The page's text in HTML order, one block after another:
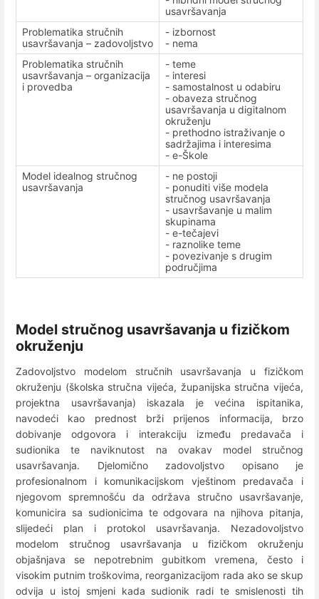
usavršavanja
Problematika stručnih
usavršavanja – zadovoljstvo
- izbornost
- nema
Problematika stručnih
usavršavanja – organizacija
i provedba
- teme
- interesi
- samostalnost u odabiru
- obaveza stručnog
usavršavanja u digitalnom
okruženju
- prethodno istraživanje o
sadržajima i interesima
- e-Škole
Model idealnog stručnog
usavršavanja
- ne postoji
- ponuditi više modela
stručnog usavršavanja
- usavršavanje u malim
skupinama
- e-tečajevi
- raznolike teme
- povezivanje s drugim
područjima
Model stručnog usavršavanja u fizičkom
okruženju
Zadovoljstvo modelom stručnih usavršavanja u fizičkom
okruženju (školska stručna vijeća, županijska stručna vijeća,
projektna usavršavanja) iskazala je većina ispitanika,
navodeći kao prednost brži prijenos informacija, brzo
dobivanje odgovora i interakciju između predavača i
sudionika te naviknutost na ovakav model stručnog
usavršavanja. Djelomično zadovoljstvo opisano je
profesionalnom i komunikacijskom vještinom predavača i
njegovom spremnošću da održava stručno usavršavanje,
komunicira sa sudionicima te odgovara na njihova pitanja,
slijedeći plan i protokol usavršavanja. Nezadovoljstvo
modelom stručnog usavršavanja u fizičkom okruženju
objašnjava se nepotrebnim gubitkom vremena, često i
visokim putnim troškovima, reorganizacijom rada ako se skup
odvija u istoj smjeni kada sudionik radi te smislenosti tih